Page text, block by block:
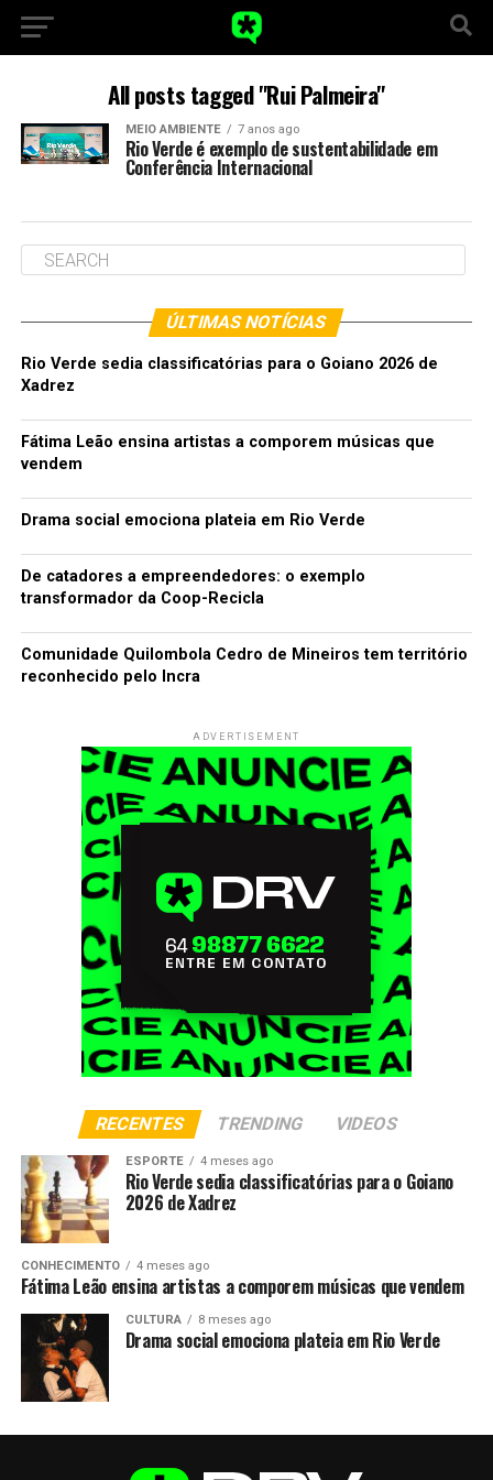
All posts tagged "Rui Palmeira"
MEIO AMBIENTE 7 anos ago
Rio Verde é exemplo de sustentabilidade em
Conferência Internacional
ÚLTIMAS NOTÍCIAS
Rio Verde sedia classificatórias para o Goiano 2026 de
Xadrez
Fátima Leão ensina artistas a comporem músicas que
vendem
Drama social emociona plateia em Rio Verde
De catadores a empreendedores: o exemplo
transformador da Coop-Recicla
Comunidade Quilombola Cedro de Mineiros tem território
reconhecido pelo Incra
ADVERTISEMENT
RECENTES TRENDING VIDEOS
ESPORTE 4 meses ago
Rio Verde sedia classificatórias para o Goiano
2026 de Xadrez
CONHECIMENTO 4 meses ago
Fátima Leão ensina artistas a comporem músicas que vendem
CULTURA 8 meses ago
Drama social emociona plateia em Rio Verde